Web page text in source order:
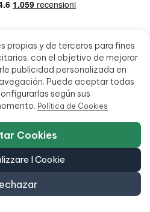
propias y de terceros para fines
con el objetivo de mejorar
publicidad personalizada en
Puede aceptar todas
según sus
Política de Cookies
I Cookie
Cookies
- Tutti i diritti riservati